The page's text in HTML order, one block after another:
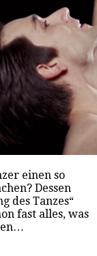
einen so
Dessen
des Tanzes“
fast alles, was